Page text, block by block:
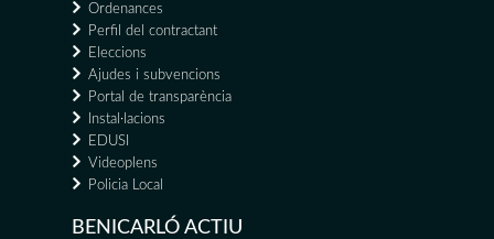
Ordenances
Perfil del contractant
Eleccions
Ajudes i subvencions
Portal de transparència
Instal·lacions
EDUSI
Videoplens
Policia Local
BENICARLÓ ACTIU